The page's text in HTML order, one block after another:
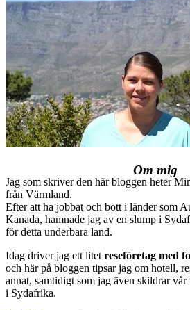
Om mig
Jag som skriver den här bloggen heter
från Värmland.
Efter att ha jobbat och bott i länder som
Kanada, hamnade jag av en slump i
för detta underbara land.
Idag driver jag ett litet reseföretag med
och här på bloggen tipsar jag om hotell,
annat, samtidigt som jag även skildrar
i Sydafrika.